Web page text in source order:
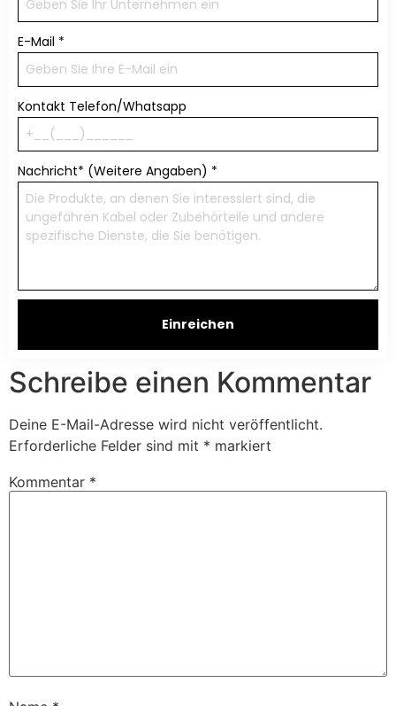
E-Mail *
Kontakt Telefon/Whatsapp
Nachricht* (Weitere Angaben) *
Einreichen
Schreibe einen Kommentar
Deine E-Mail-Adresse wird nicht veröffentlicht.
Erforderliche Felder sind mit * markiert
Kommentar *